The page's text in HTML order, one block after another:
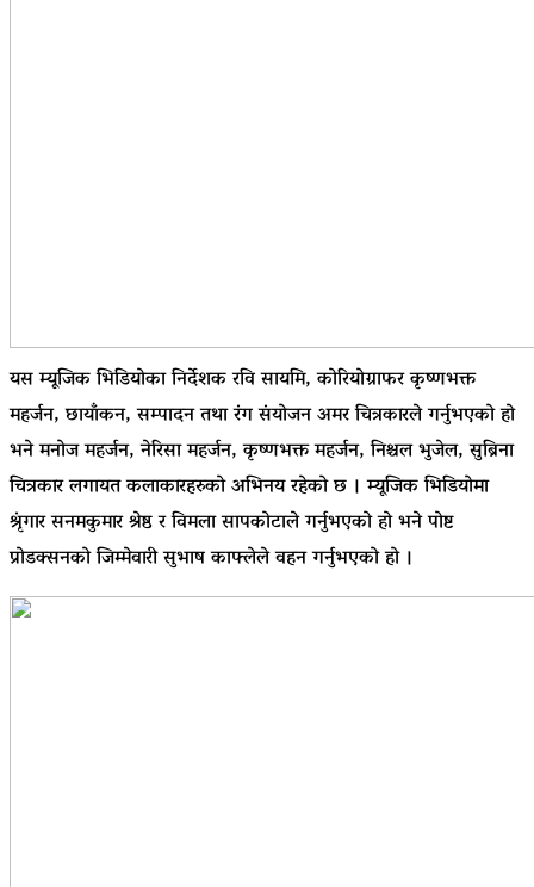
यस म्यूजिक भिडियोका निर्देशक रवि सायमि, कोरियोग्राफर कृष्णभक्त
महर्जन, छायाँकन, सम्पादन तथा रंग संयोजन अमर चित्रकारले गर्नुभएको हो
भने मनोज महर्जन, नेरिसा महर्जन, कृष्णभक्त महर्जन, निश्चल भुजेल, सुब्रिना
चित्रकार लगायत कलाकारहरुको अभिनय रहेको छ । म्यूजिक भिडियोमा
श्रृंगार सनमकुमार श्रेष्ठ र विमला सापकोटाले गर्नुभएको हो भने पोष्ट
प्रोडक्सनको जिम्मेवारी सुभाष काफ्लेले वहन गर्नुभएको हो ।